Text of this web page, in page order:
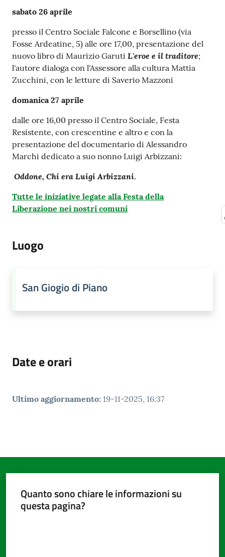
sabato 26 aprile
presso il Centro Sociale Falcone e Borsellino (via
Fosse Ardeatine, 5) alle ore 17,00, presentazione del
nuovo libro di Maurizio Garuti L'eroe e il traditore;
l'autore dialoga con l'Assessore alla cultura Mattia
Zucchini, con le letture di Saverio Mazzoni
domanica 27 aprile
dalle ore 16,00 presso il Centro Sociale, Festa
Resistente, con crescentine e altro e con la
presentazione del documentario di Alessandro
Marchi dedicato a suo nonno Luigi Arbizzani:
Oddone, Chi era Luigi Arbizzani.
Tutte le iniziative legate alla Festa della
Liberazione nei nostri comuni
Luogo
San Giogio di Piano
Date e orari
Ultimo aggiornamento: 19-11-2025, 16:37
Quanto sono chiare le informazioni su
questa pagina?